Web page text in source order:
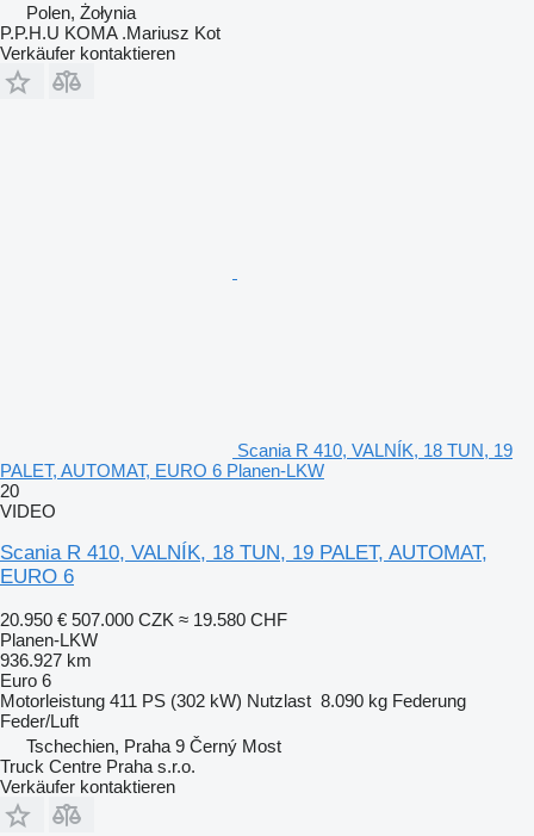
Polen, Żołynia
P.P.H.U KOMA .Mariusz Kot
Verkäufer kontaktieren
Scania R 410, VALNÍK, 18 TUN, 19
PALET, AUTOMAT, EURO 6 Planen-LKW
20
VIDEO
Scania R 410, VALNÍK, 18 TUN, 19 PALET, AUTOMAT,
EURO 6
20.950 € 507.000 CZK ≈ 19.580 CHF
Planen-LKW
936.927 km
Euro 6
Motorleistung 411 PS (302 kW) Nutzlast 8.090 kg Federung
Feder/Luft
Tschechien, Praha 9 Černý Most
Truck Centre Praha s.r.o.
Verkäufer kontaktieren